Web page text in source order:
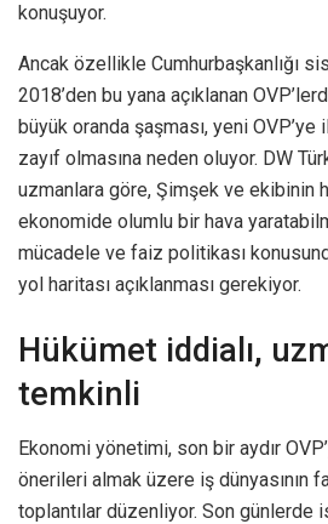
konuşuyor.
Ancak özellikle Cumhurbaşkanlığı
2018’den bu yana açıklanan
büyük oranda şaşması, yeni
zayıf olmasına neden oluyor. DW
uzmanlara göre, Şimşek ve ekibinin
ekonomide olumlu bir hava
mücadele ve faiz politikası
yol haritası açıklanması gerekiyor.
Hükümet iddialı,
temkinli
Ekonomi yönetimi, son bir aydır
önerileri almak üzere iş dünyasının
toplantılar düzenliyor. Son günlerde